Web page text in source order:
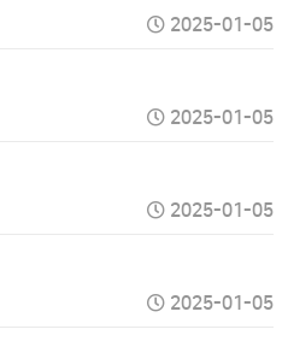
2025-01-05
2025-01-05
2025-01-05
2025-01-05